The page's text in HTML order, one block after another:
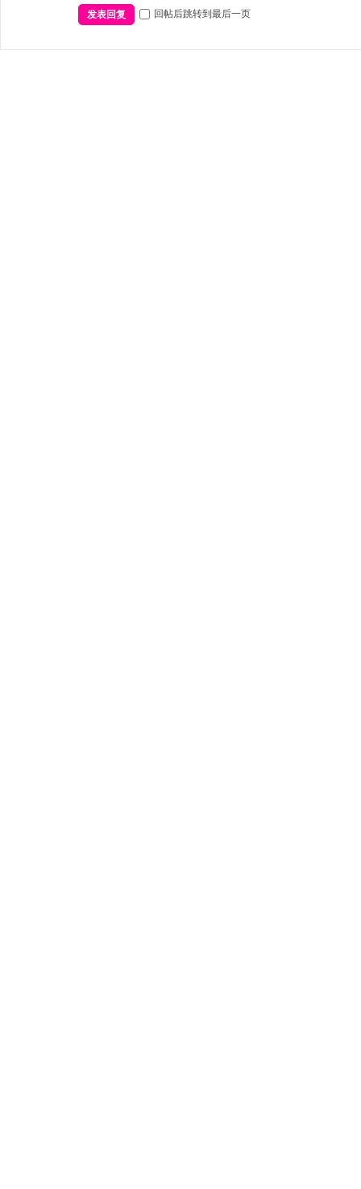
发表回复 回帖后跳转到最后一页